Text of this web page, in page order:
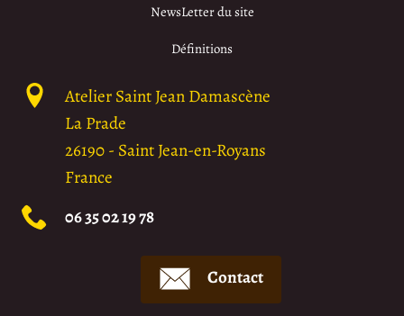
NewsLetter du site
Définitions
Atelier Saint Jean Damascène
La Prade
26190- Saint Jean-en-Royans
France
06 35 02 19 78
Contact